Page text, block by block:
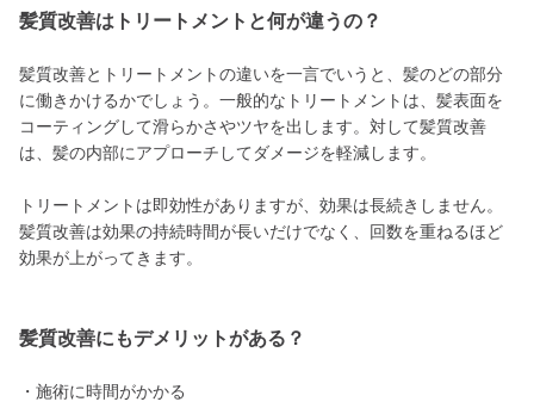
髪質改善はトリートメントと何が違うの？
髪質改善とトリートメントの違いを一言でいうと、髪のどの部分
に働きかけるかでしょう。一般的なトリートメントは、髪表面を
コーティングして滑らかさやツヤを出します。対して髪質改善
は、髪の内部にアプローチしてダメージを軽減します。
トリートメントは即効性がありますが、効果は長続きしません。
髪質改善は効果の持続時間が長いだけでなく、回数を重ねるほど
効果が上がってきます。
髪質改善にもデメリットがある？
・施術に時間がかかる